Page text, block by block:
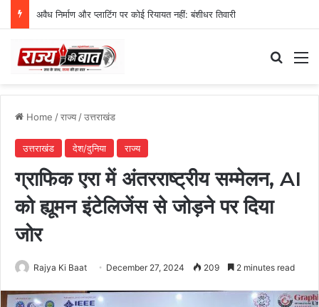
अवैध निर्माण और प्लाटिंग पर कोई रियायत नहीं: बंशीधर तिवारी
Home /राज्य/उत्तराखंड
उत्तराखंड देश/दुनिया राज्य
ग्राफिक एरा में अंतरराष्ट्रीय सम्मेलन, AI
को ह्यूमन इंटेलिजेंस से जोड़ने पर दिया
जोर
Rajya Ki Baat December 27, 2024 209 2 minutes read